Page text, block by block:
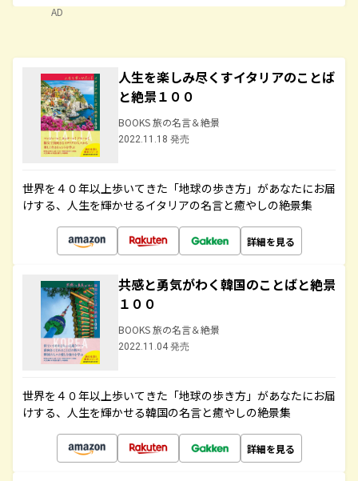
AD
人生を楽しみ尽くすイタリアのことば
と絶景１００
BOOKS 旅の名言＆絶景
2022.11.18 発売
世界を４０年以上歩いてきた「地球の歩き方」があなたにお届
けする、人生を輝かせるイタリアの名言と癒やしの絶景集
詳細を見る
共感と勇気がわく韓国のことばと絶景
１００
BOOKS 旅の名言＆絶景
2022.11.04 発売
世界を４０年以上歩いてきた「地球の歩き方」があなたにお届
けする、人生を輝かせる韓国の名言と癒やしの絶景集
詳細を見る